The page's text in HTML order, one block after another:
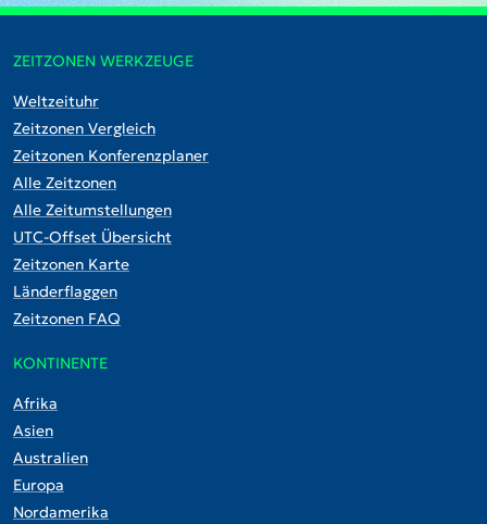
ZEITZONEN WERKZEUGE
Weltzeituhr
Zeitzonen Vergleich
Zeitzonen Konferenzplaner
Alle Zeitzonen
Alle Zeitumstellungen
UTC-Offset Übersicht
Zeitzonen Karte
Länderflaggen
Zeitzonen FAQ
KONTINENTE
Afrika
Asien
Australien
Europa
Nordamerika